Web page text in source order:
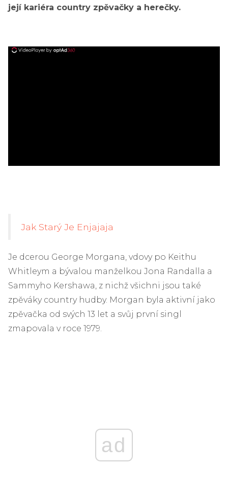
její kariéra country zpěvačky a herečky.
Jak Starý Je Enjajaja
Je dcerou George Morgana, vdovy po Keithu
Whitleym a bývalou manželkou Jona Randalla a
Sammyho Kershawa, z nichž všichni jsou také
zpěváky country hudby. Morgan byla aktivní jako
zpěvačka od svých 13 let a svůj první singl
zmapovala v roce 1979.
ad